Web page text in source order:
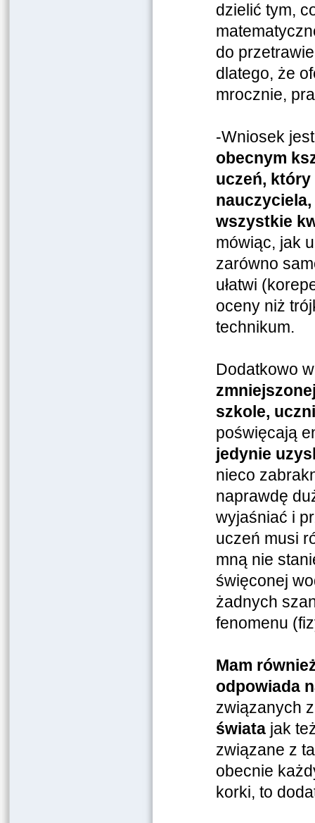
dzielić tym,
do
dlatego, że
mrocznie,
-Wniosek
obecnym
uczeń,
wszystkie
mówiąc, jak
zarówno
ułatwi
oceny niż
technikum.
Dodatkowo
szkole,
poświęcają
jedynie
nieco
naprawdę
wyjaśniać i
uczeń musi
mną nie
święconej
żadnych
fenomenu
Mam
odpowiada
związanych
światajak
związane z
obecnie
korki, to